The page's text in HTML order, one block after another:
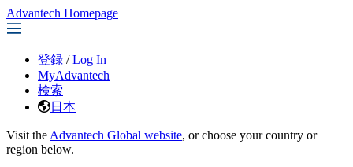
Advantech Homepage
登録 / Log In
MyAdvantech
検索
日本
Visit the Advantech Global website, or choose your country or
region below.